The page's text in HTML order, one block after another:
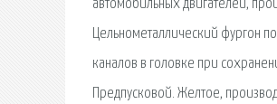
автомобильных двигателей,
Цельнометаллический фургон
каналов в головке при
Предпусковой. Желтое,